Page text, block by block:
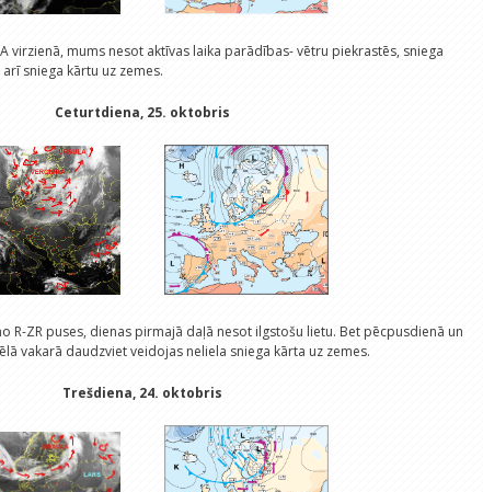
virzienā, mums nesot aktīvas laika parādības- vētru piekrastēs, sniega
sniega kārtu uz zemes.
Ceturtdiena, 25. oktobris
R-ZR puses, dienas pirmajā daļā nesot ilgstošu lietu. Bet pēcpusdienā un
vakarā daudzviet veidojas neliela sniega kārta uz zemes.
Trešdiena, 24. oktobris